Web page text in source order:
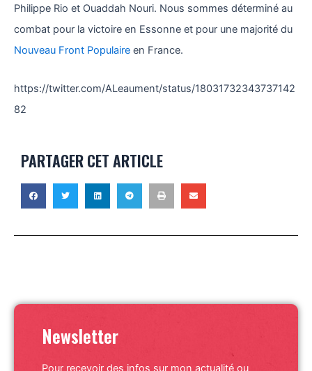
Philippe Rio et Ouaddah Nouri. Nous sommes déterminé au
combat pour la victoire en Essonne et pour une majorité du
Nouveau Front Populaire en France.
https://twitter.com/ALeaument/status/18031732343737142
82
PARTAGER CET ARTICLE
Newsletter
Pour recevoir des infos sur mon actualité ou